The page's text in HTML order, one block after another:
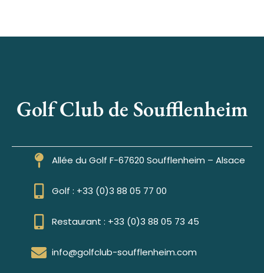
Golf Club de Soufflenheim
Allée du Golf F-67620 Soufflenheim – Alsace
Golf : +33 (0)3 88 05 77 00
Restaurant : +33 (0)3 88 05 73 45
info@golfclub-soufflenheim.com